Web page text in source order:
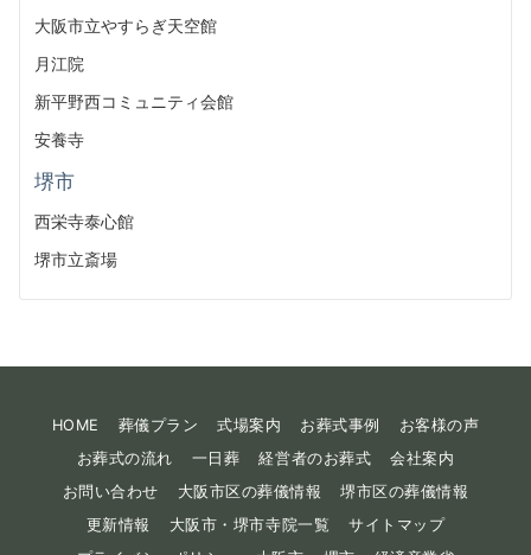
大阪市立やすらぎ天空館
月江院
新平野西コミュニティ会館
安養寺
堺市
西栄寺泰心館
堺市立斎場
HOME 葬儀プラン 式場案内 お葬式事例
お客様の声
お葬式の流れ
一日葬 経営者のお葬式
会社案内
お問い合わせ
大阪市区の葬儀情報
堺市区の葬儀情報
更新情報
大阪市・堺市寺院一覧
サイトマップ